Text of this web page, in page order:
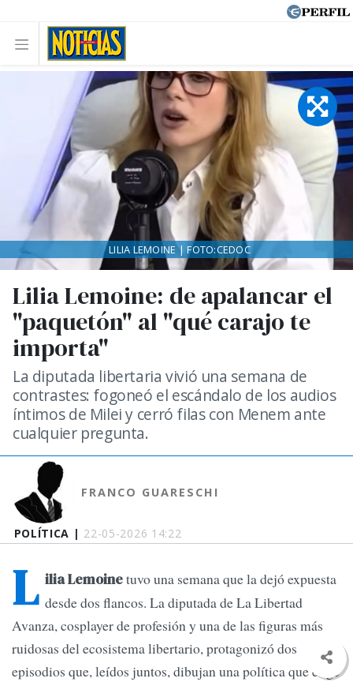
POLÍTICA | 22-05-2026 14:22
Lilia Lemoine: de apalancar el
"paquetón" al "qué carajo te
importa"
La diputada libertaria vivió una semana de
contrastes: fogoneó el escándalo de los audios
íntimos de Milei y cerró filas con Menem ante
cualquier pregunta.
FRANCO GUARESCHI
LILIA LEMOINE | FOTO:CEDOC
L ilia Lemoinetuvo una semana que la dejó expuesta
desde dos flancos. La diputada de La Libertad
Avanza, cosplayer de profesión y una de las figuras más
ruidosas del ecosistema libertario, protagonizó dos
episodios que, leídos juntos, dibujan una política que elige